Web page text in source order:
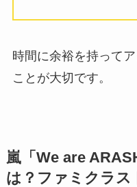
時間に余裕を持って
ことが大切です。
嵐「We are
は？ファミクラ